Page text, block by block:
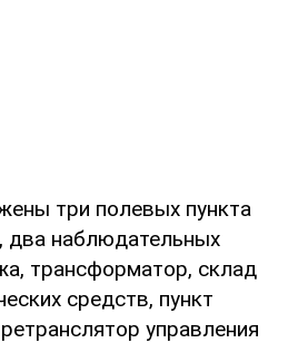
три полевых пункта
два наблюдательных
трансформатор, склад
средств, пункт
управления